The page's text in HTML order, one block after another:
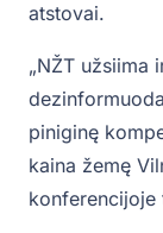
atstovai.
„NŽT užsiima
piniginę
kaina žemę
konferencijoje